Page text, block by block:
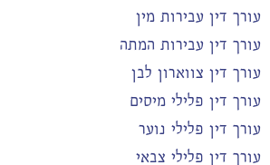
עורך דין עבירות מין
עורך דין עבירות המתה
עורך דין צווארון לבן
עורך דין פלילי מיסים
עורך דין פלילי נוער
עורך דין פלילי צבאי